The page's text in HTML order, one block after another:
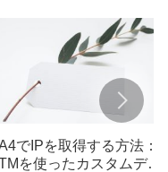
でIPを取得する方法：
を使ったカスタムディ